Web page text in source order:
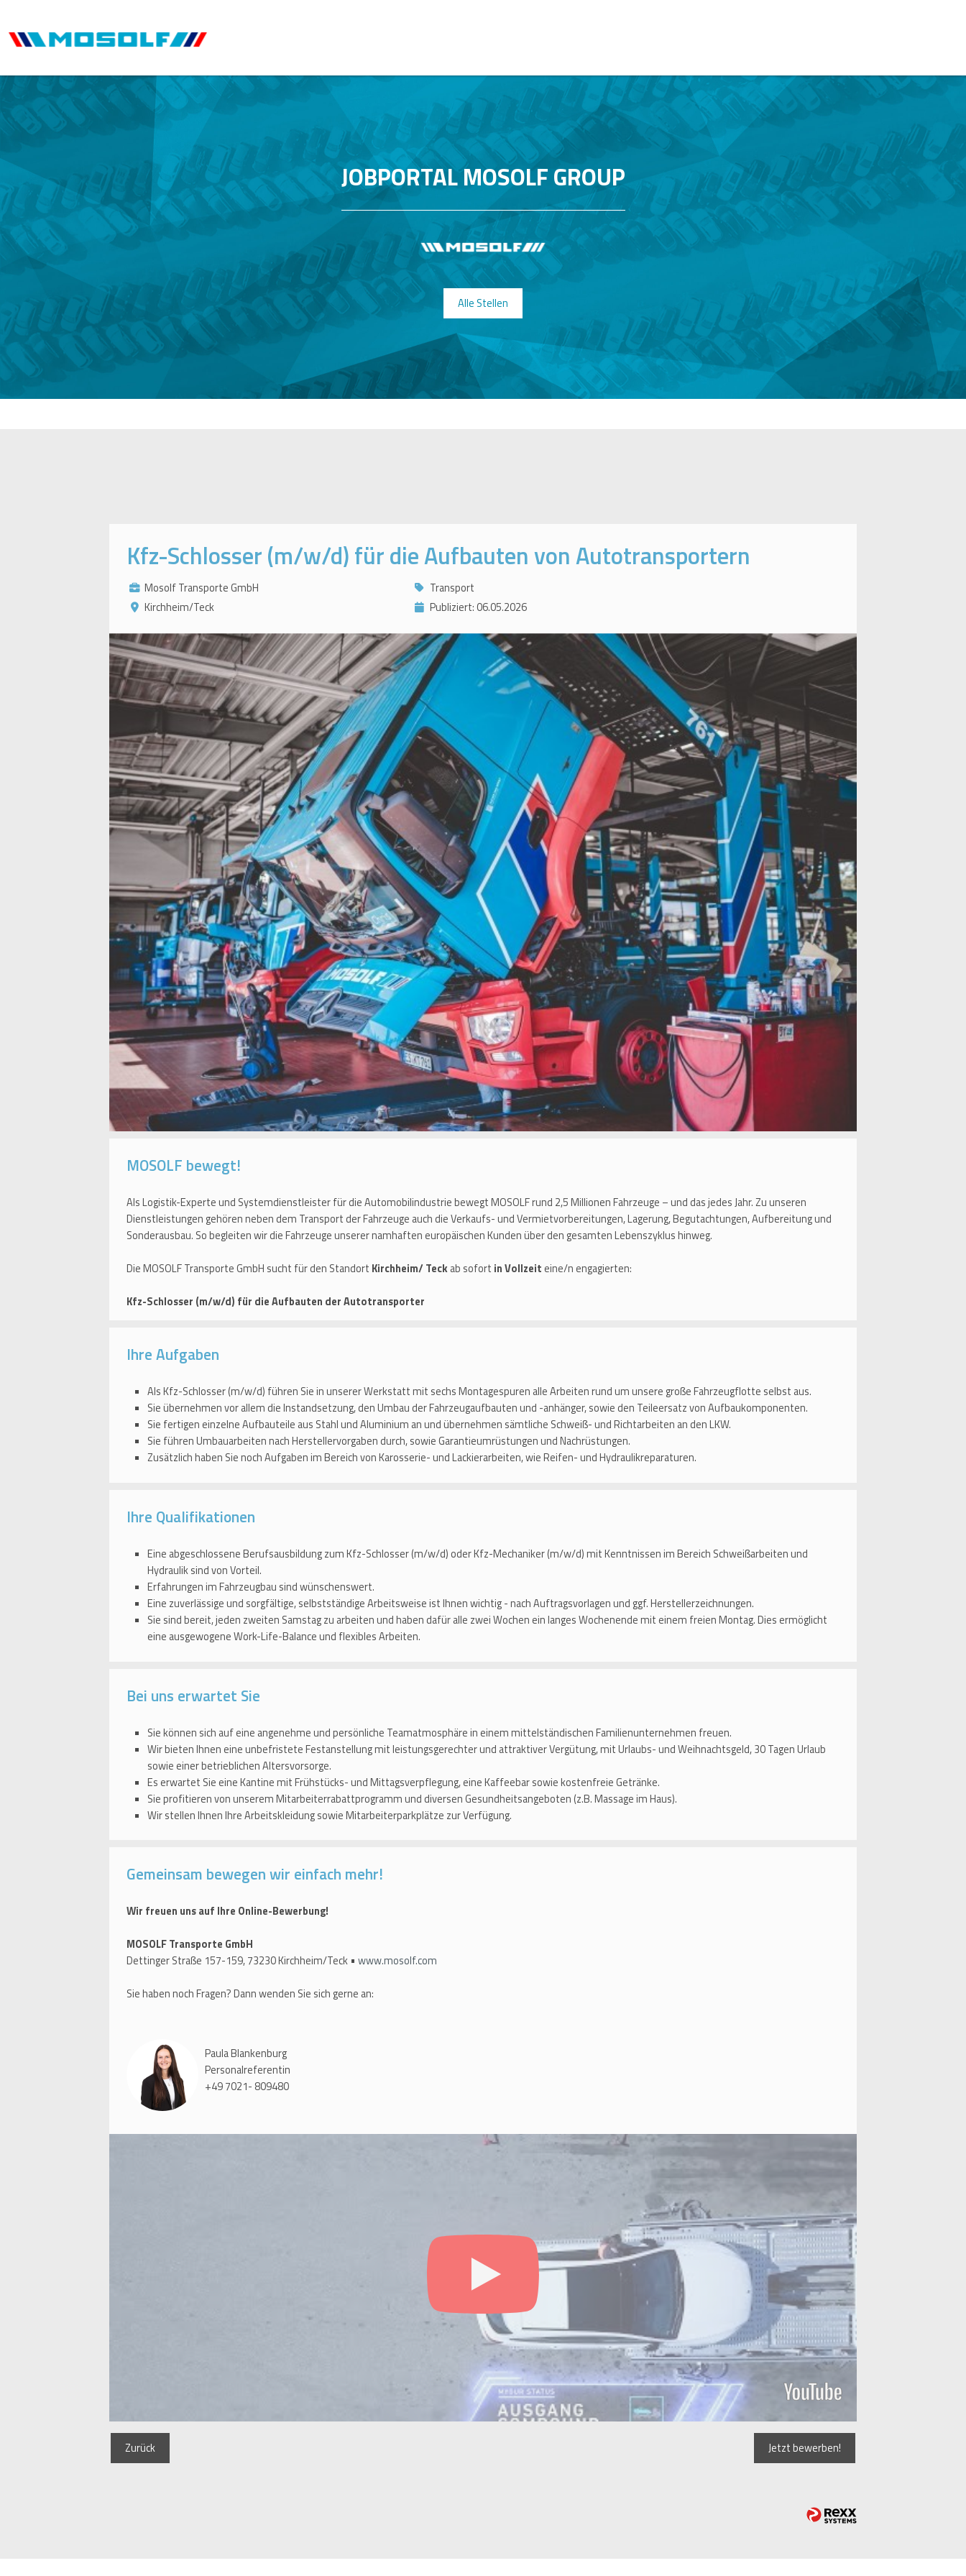
JOBPORTAL MOSOLF GROUP
Alle Stellen
Kfz-Schlosser (m/w/d) für die Aufbauten von Autotransportern
Mosolf Transporte GmbH
Kirchheim/Teck
Transport
Publiziert: 06.05.2026
MOSOLF bewegt!
Als Logistik-Experte und Systemdienstleister für die Automobilindustrie bewegt MOSOLF rund 2,5 Millionen Fahrzeuge – und das jedes Jahr. Zu unseren
Dienstleistungen gehören neben dem Transport der Fahrzeuge auch die Verkaufs- und Vermietvorbereitungen, Lagerung, Begutachtungen, Aufbereitung und
Sonderausbau. So begleiten wir die Fahrzeuge unserer namhaften europäischen Kunden über den gesamten Lebenszyklus hinweg.
Die MOSOLF Transporte GmbH sucht für den Standort Kirchheim/ Teckab sofort in Vollzeit eine/n engagierten:
Kfz-Schlosser (m/w/d) für die Aufbauten der Autotransporter
Ihre Aufgaben
Als Kfz-Schlosser (m/w/d) führen Sie in unserer Werkstatt mit sechs Montagespuren alle Arbeiten rund um unsere große Fahrzeugflotte selbst aus.
Sie übernehmen vor allem die Instandsetzung, den Umbau der Fahrzeugaufbauten und -anhänger, sowie den Teileersatz von Aufbaukomponenten.
Sie fertigen einzelne Aufbauteile aus Stahl und Aluminium an und übernehmen sämtliche Schweiß- und Richtarbeiten an den LKW.
Sie führen Umbauarbeiten nach Herstellervorgaben durch, sowie Garantieumrüstungen und Nachrüstungen.
Zusätzlich haben Sie noch Aufgaben im Bereich von Karosserie- und Lackierarbeiten, wie Reifen- und Hydraulikreparaturen.
Ihre Qualifikationen
Eine abgeschlossene Berufsausbildung zum Kfz-Schlosser (m/w/d) oder Kfz-Mechaniker (m/w/d) mit Kenntnissen im Bereich Schweißarbeiten und
Hydraulik sind von Vorteil.
Erfahrungen im Fahrzeugbau sind wünschenswert.
Eine zuverlässige und sorgfältige, selbstständige Arbeitsweise ist Ihnen wichtig - nach Auftragsvorlagen und ggf. Herstellerzeichnungen.
Sie sind bereit, jeden zweiten Samstag zu arbeiten und haben dafür alle zwei Wochen ein langes Wochenende mit einem freien Montag. Dies ermöglicht
eine ausgewogene Work-Life-Balance und flexibles Arbeiten.
Bei uns erwartet Sie
Sie können sich auf eine angenehme und persönliche Teamatmosphäre in einem mittelständischen Familienunternehmen freuen.
Wir bieten Ihnen eine unbefristete Festanstellung mit leistungsgerechter und attraktiver Vergütung, mit Urlaubs- und Weihnachtsgeld, 30 Tagen Urlaub
sowie einer betrieblichen Altersvorsorge.
Es erwartet Sie eine Kantine mit Frühstücks- und Mittagsverpflegung, eine Kaffeebar sowie kostenfreie Getränke.
Sie profitieren von unserem Mitarbeiterrabattprogramm und diversen Gesundheitsangeboten (z.B. Massage im Haus).
Wir stellen Ihnen Ihre Arbeitskleidung sowie Mitarbeiterparkplätze zur Verfügung.
Gemeinsam bewegen wir einfach mehr!
Wir freuen uns auf Ihre Online-Bewerbung!
MOSOLF Transporte GmbH
Dettinger Straße 157-159, 73230 Kirchheim/Teck • www.mosolf.com
Sie haben noch Fragen? Dann wenden Sie sich gerne an:
Paula Blankenburg
Personalreferentin
+49 7021- 809480
Zurück Jetzt bewerben!